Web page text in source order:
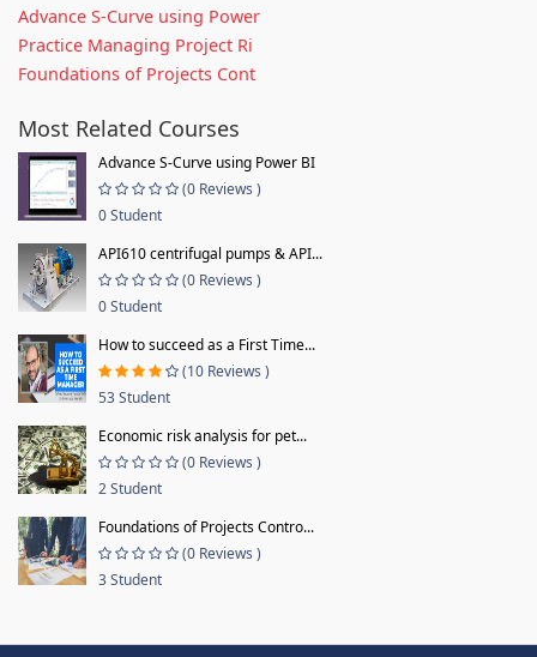
Advance S-Curve using Power
Practice Managing Project Ri
Foundations of Projects Cont
Most Related Courses
Advance S-Curve using Power BI
(0 Reviews )
0 Student
API610 centrifugal pumps & API...
(0 Reviews )
0 Student
How to succeed as a First Time...
(10 Reviews )
53 Student
Economic risk analysis for pet...
(0 Reviews )
2 Student
Foundations of Projects Contro...
(0 Reviews )
3 Student